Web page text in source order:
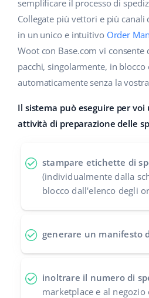
Gestione Spedizioni
Workflow Automation
Base Connect
AI per l'e-commerce
Casa e giardino
Prodotti per bambini
Elettronica
Automotive
Food&Grocery
Moda
Centro Assistenza
Academy
Audit dell'account
Altro
Collaborazione e partner
Contatto
english (US)
english (GB)
english (IN)
deutsch
español (AR)
Italiano
polski
semplificare il processo di
Collegate più vettori e più
in un unico e intuitivo Order
Woot con Base.com vi
pacchi, singolarmente, in blocco
automaticamente senza la
Il sistema può eseguire per
attività di preparazione delle
stampare etichette di
(individualmente dalla
blocco dall'elenco degli
generare un manifesto
inoltrare il numero di
marketplace e al negozio